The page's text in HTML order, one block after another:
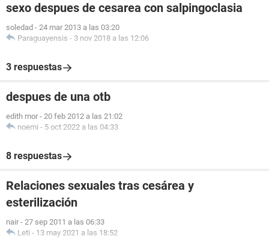
sexo despues de cesarea con salpingoclasia
soledad - 24 mar 2013 a las 03:20
Paraguayensis - 3 nov 2018 a las 12:06
3 respuestas
despues de una otb
edith mor - 20 feb 2012 a las 21:02
noemi - 5 oct 2022 a las 04:33
8 respuestas
Relaciones sexuales tras cesárea y
esterilización
nair - 27 sep 2011 a las 06:33
Leti - 13 may 2021 a las 18:52